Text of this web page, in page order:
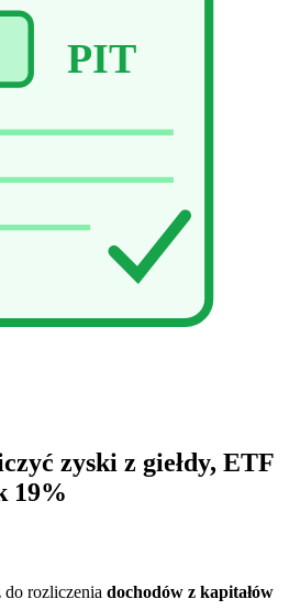
PIT
zyski z giełdy, ETF
19%
rozliczenia dochodów z kapitałów